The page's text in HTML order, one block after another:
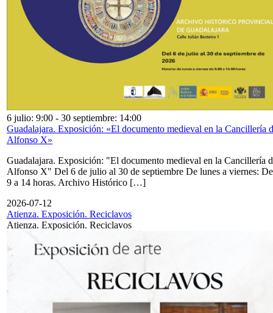
6 julio: 9:00 - 30 septiembre: 14:00
Guadalajara. Exposición: «El documento medieval en la Cancillería
Alfonso X»
Guadalajara. Exposición: "El documento medieval en la Cancillería
Alfonso X" Del 6 de julio al 30 de septiembre De lunes a viernes: De
9 a 14 horas. Archivo Histórico […]
2026-07-12
Atienza. Exposición. Reciclavos
Atienza. Exposición. Reciclavos